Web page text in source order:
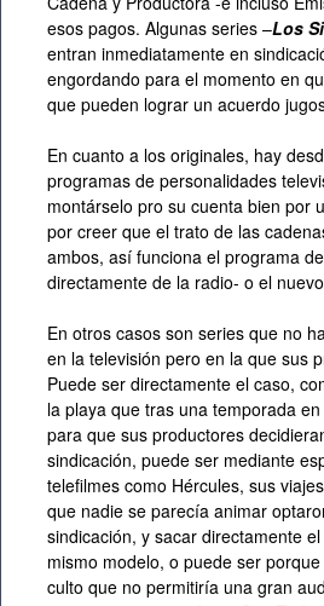
esos pagos. Algunas series –Los
entran inmediatamente en
engordando para el momento en
que pueden lograr un acuerdo
En cuanto a los originales, hay
programas de personalidades
montárselo pro su cuenta bien por
por creer que el trato de las
ambos, así funciona el programa
directamente de la radio- o el
En otros casos son series que no
en la televisión pero en la que sus
Puede ser directamente el caso,
la playa que tras una temporada
para que sus productores
sindicación, puede ser mediante
telefilmes como Hércules, sus
que nadie se parecía animar
sindicación, y sacar directamente el
mismo modelo, o puede ser
culto que no permitiría una gran